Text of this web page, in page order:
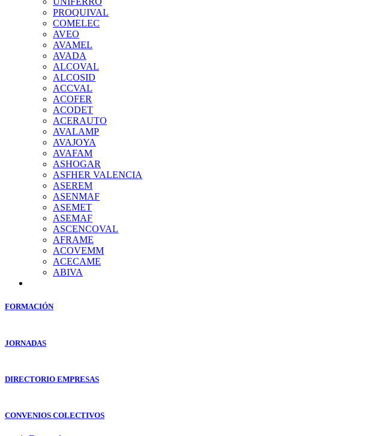
PROQUIVAL
COMELEC
AVEO
AVAMEL
AVADA
ALCOVAL
ALCOSID
ACCVAL
ACOFER
ACODET
ACERAUTO
AVALAMP
AVAJOYA
AVAFAM
ASHOGAR
ASFHER VALENCIA
ASEREM
ASENMAF
ASEMET
ASEMAF
ASCENCOVAL
AFRAME
ACOVEMM
ACECAME
ABIVA
FORMACIÓN
JORNADAS
DIRECTORIO EMPRESAS
CONVENIOS COLECTIVOS